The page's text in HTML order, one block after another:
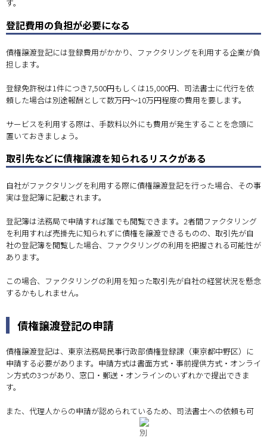
す。
登記費用の負担が必要になる
債権譲渡登記には登録費用がかかり、ファクタリングを利用する企業が負
担します。
登録免許税は1件につき7,500円もしくは15,000円、司法書士に代行を依
頼した場合は別途報酬として数万円〜10万円程度の費用を要します。
サービスを利用する際は、手数料以外にも費用が発生することを念頭に
置いておきましょう。
取引先などに債権譲渡を知られるリスクがある
自社がファクタリングを利用する際に債権譲渡登記を行った場合、その事
実は登記簿に記載されます。
登記簿は法務局で申請すれば誰でも閲覧できます。2者間ファクタリング
を利用すれば売掛先に知られずに債権を譲渡できるものの、取引先が自
社の登記簿を閲覧した場合、ファクタリングの利用を把握される可能性が
あります。
この場合、ファクタリングの利用を知った取引先が自社の経営状況を懸念
するかもしれません。
債権譲渡登記の申請
債権譲渡登記は、東京法務局民事行政部債権登録課（東京都中野区）に
申請する必要があります。申請方式は書面方式・事前提供方式・オンライ
ン方式の3つがあり、窓口・郵送・オンラインのいずれかで提出できま
す。
また、代理人からの申請が認められているため、司法書士への依頼も可